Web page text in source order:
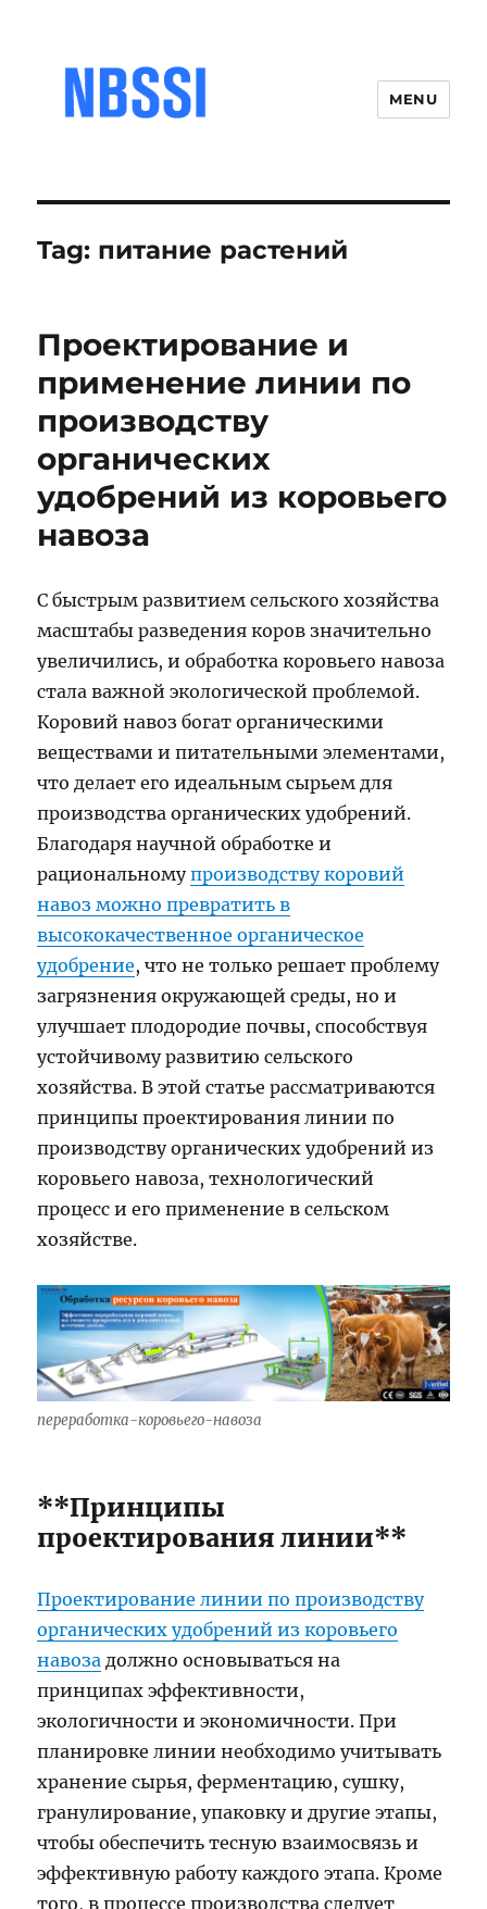
MENU
Tag: питание растений
Проектирование и
применение линии по
производству
органических
удобрений из коровьего
навоза
С быстрым развитием сельского хозяйства
масштабы разведения коров значительно
увеличились, и обработка коровьего навоза
стала важной экологической проблемой.
Коровий навоз богат органическими
веществами и питательными элементами,
что делает его идеальным сырьем для
производства органических удобрений.
Благодаря научной обработке и
рациональномупроизводству коровий
навоз можно превратить в
высококачественное органическое
удобрение, что не только решает проблему
загрязнения окружающей среды, но и
улучшает плодородие почвы, способствуя
устойчивому развитию сельского
хозяйства. В этой статье рассматриваются
принципы проектирования линии по
производству органических удобрений из
коровьего навоза, технологический
процесс и его применение в сельском
хозяйстве.
переработка-коровьего-навоза
**Принципы
проектирования линии**
Проектирование линии по производству
органических удобрений из коровьего
навоза должно основываться на
принципах эффективности,
экологичности и экономичности. При
планировке линии необходимо учитывать
хранение сырья, ферментацию, сушку,
гранулирование, упаковку и другие этапы,
чтобы обеспечить тесную взаимосвязь и
эффективную работу каждого этапа. Кроме
того, в процессе производства следует